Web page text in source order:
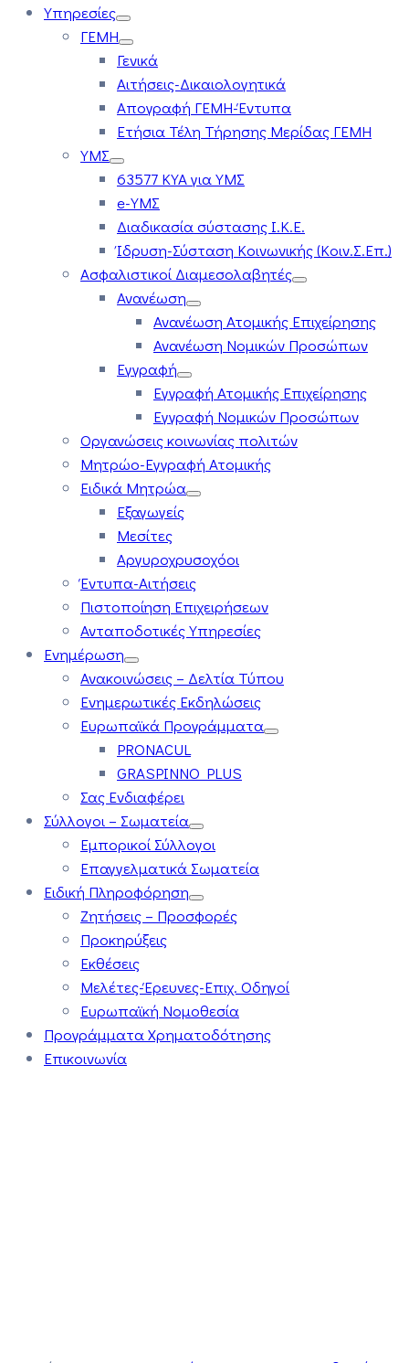
Υπηρεσίες
ΓΕΜΗ
Γενικά
Αιτήσεις-Δικαιολογητικά
Απογραφή ΓΕΜΗ-Έντυπα
Ετήσια Τέλη Τήρησης Μερίδας ΓΕΜΗ
ΥΜΣ
63577 ΚΥΑ για ΥΜΣ
e-ΥΜΣ
Διαδικασία σύστασης Ι.Κ.Ε.
Ίδρυση-Σύσταση Κοινωνικής (Κοιν.Σ.Επ.)
Ασφαλιστικοί Διαμεσολαβητές
Ανανέωση
Ανανέωση Ατομικής Επιχείρησης
Ανανέωση Νομικών Προσώπων
Εγγραφή
Εγγραφή Ατομικής Επιχείρησης
Εγγραφή Νομικών Προσώπων
Οργανώσεις κοινωνίας πολιτών
Μητρώο-Εγγραφή Ατομικής
Ειδικά Μητρώα
Εξαγωγείς
Μεσίτες
Αργυροχρυσοχόοι
Έντυπα-Αιτήσεις
Πιστοποίηση Επιχειρήσεων
Ανταποδοτικές Υπηρεσίες
Ενημέρωση
Ανακοινώσεις – Δελτία Τύπου
Ενημερωτικές Εκδηλώσεις
Ευρωπαϊκά Προγράμματα
PRONACUL
GRASPINNO PLUS
Σας Ενδιαφέρει
Σύλλογοι – Σωματεία
Εμπορικοί Σύλλογοι
Επαγγελματικά Σωματεία
Ειδική Πληροφόρηση
Ζητήσεις – Προσφορές
Προκηρύξεις
Εκθέσεις
Μελέτες-Έρευνες-Επιχ. Οδηγοί
Ευρωπαϊκή Νομοθεσία
Προγράμματα Χρηματοδότησης
Επικοινωνία